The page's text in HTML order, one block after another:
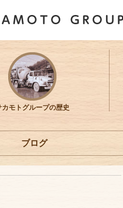
カモトグループの歴史
ブログ